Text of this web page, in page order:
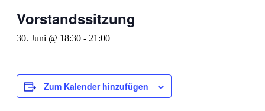
Vorstandssitzung
30. Juni @ 18:30 - 21:00
Zum Kalender hinzufügen